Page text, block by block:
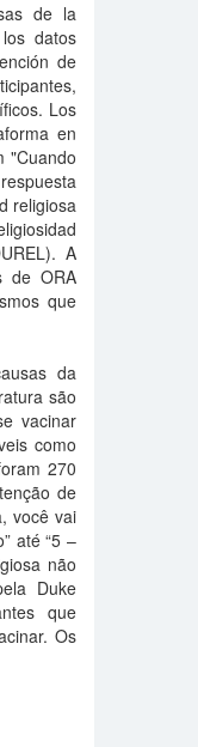
de la
datos
de
Los
en
"Cuando
religiosa
A
de ORA
que
da
são
vacinar
​​como
270
de
você vai
até “5 –
não
Duke
que
Os